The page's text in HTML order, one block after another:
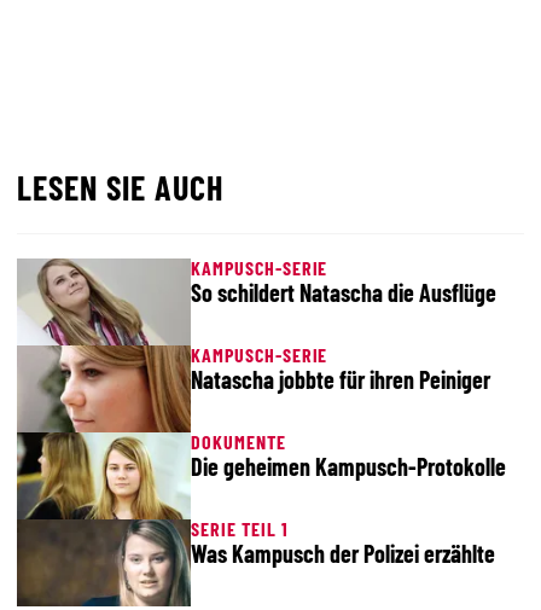
LESEN SIE AUCH
KAMPUSCH-SERIE
So schildert Natascha die Ausflüge
KAMPUSCH-SERIE
Natascha jobbte für ihren Peiniger
DOKUMENTE
Die geheimen Kampusch-Protokolle
SERIE TEIL 1
Was Kampusch der Polizei erzählte